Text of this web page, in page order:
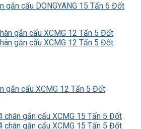
gắn cẩu DONGYANG 15 Tấn 6 Đốt
gắn cẩu XCMG 12 Tấn 5 Đốt